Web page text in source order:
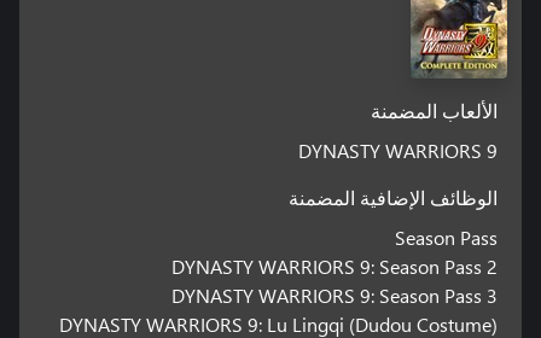
الألعاب المضمنة
DYNASTY WARRIORS 9
الوظائف الإضافية المضمنة
Season Pass
DYNASTY WARRIORS 9: Season Pass 2
DYNASTY WARRIORS 9: Season Pass 3
DYNASTY WARRIORS 9: Lu Lingqi (Dudou Costume)